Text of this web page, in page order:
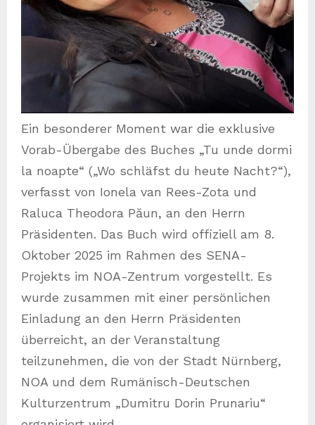
Ein besonderer Moment war die exklusive
Vorab-Übergabe des Buches „Tu unde dormi
la noapte“ („Wo schläfst du heute Nacht?“),
verfasst von Ionela van Rees-Zota und
Raluca Theodora Păun, an den Herrn
Präsidenten. Das Buch wird offiziell am 8.
Oktober 2025 im Rahmen des SENA-
Projekts im NOA-Zentrum vorgestellt. Es
wurde zusammen mit einer persönlichen
Einladung an den Herrn Präsidenten
überreicht, an der Veranstaltung
teilzunehmen, die von der Stadt Nürnberg,
NOA und dem Rumänisch-Deutschen
Kulturzentrum „Dumitru Dorin Prunariu“